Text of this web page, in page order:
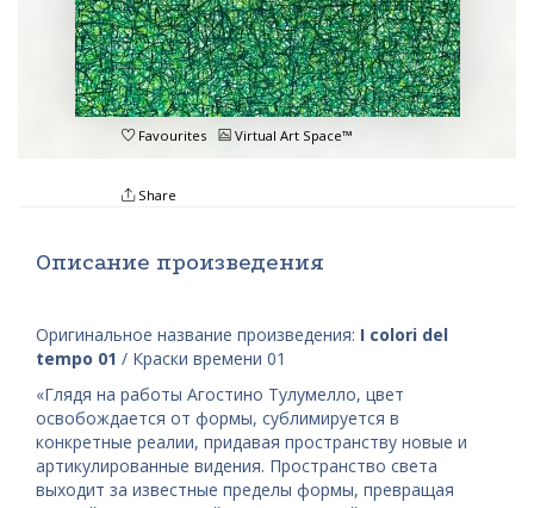
Favourites Virtual Art Space™
Share
Описание произведения
Оригинальное название произведения: I colori del
tempo 01 / Краски времени 01
«Глядя на работы Агостино Тулумелло, цвет
освобождается от формы, сублимируется в
конкретные реалии, придавая пространству новые и
артикулированные видения. Пространство света
выходит за известные пределы формы, превращая